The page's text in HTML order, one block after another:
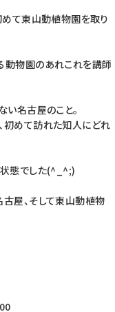
めて東山動植物園を取り
動物園のあれこれを講師
い名古屋のこと。
初めて訪れた知人にどれ
態でした(^_^;)
屋、そして東山動植物